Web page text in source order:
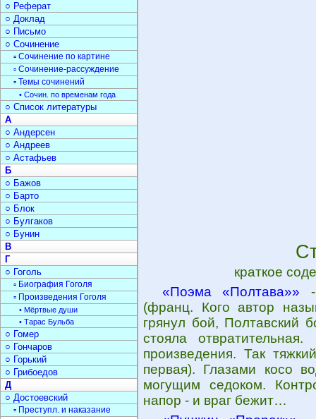
краткое
«Поэма «Полтава»» -
(франц. Кого автор
грянул бой, Полтавский
стояла
произведения. Так
первая). Глазами косо
могущим седоком.
напор - и враг бежит…
○ Реферат
○ Доклад
○ Письмо
○ Сочинение
▫ Сочинение по картине
▫ Сочинение-рассуждение
▫ Темы сочинений
• Сочин. по временам года
○ Список литературы
А
○ Андерсен
○ Андреев
○ Астафьев
Б
○ Бажов
○ Барто
○ Блок
○ Булгаков
○ Бунин
В
Г
○ Гоголь
▫ Биография Гоголя
▫ Произведения Гоголя
• Мёртвые души
• Тарас Бульба
○ Гомер
○ Гончаров
○ Горький
○ Грибоедов
Д
○ Достоевский
▫ Преступл. и наказание